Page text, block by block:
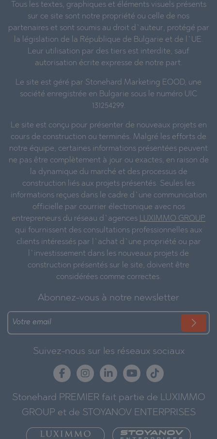
Tous les textes, graphiques et éléments visuels présents
sur ce site sont notre propriété ou celle de nos
partenaires et sont soumis au droit d`auteur, protégé par
la législation de la République de Bulgarie et de l`UE.
Leur utilisation par des tiers est interdite, sauf
autorisation écrite expresse de notre part.
Le site est géré par Stonehard Marketing EOOD, une
société enregistrée en Bulgarie sous le numéro UIC
131254299.
Le site est conçu pour présenter de nouveaux projets en
cours de construction ou terminés. Malgré les efforts de
notre équipe, certaines informations présentées peuvent
ne pas être complètement à jour ou exactes, en raison de
la dynamique du marché et des processus de
construction liés aux projets présentés. Seules les
informations reçues dans le cadre d`une communication
officielle par courrier électronique avec nos
entrepreneurs du réseau d`agences LUXIMMO GROUP
qui fournissent des consultations professionnelles aux
clients intéressés par l`achat d`une propriété ou par
l`investissement dans les nouveaux projets de
construction présentés sur le site, doivent être
considérées comme correctes.
Abonnez-vous à notre newsletter
Suivez-nous sur les réseaux sociaux
Stonehard PREMIER fait partie de LUXIMMO
GROUP et de STOYANOV ENTERPRISES